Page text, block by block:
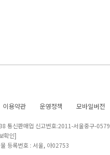
이용약관 운영정책 모바일버전
통신판매업 신고번호:2011-서울중구-0579
확인]
등록번호 : 서울, 아02753